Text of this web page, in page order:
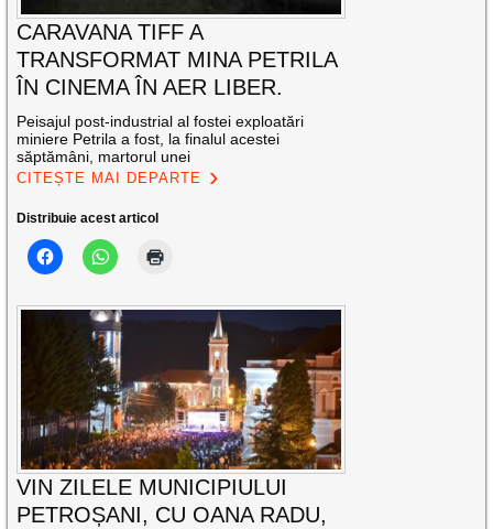
CARAVANA TIFF A
TRANSFORMAT MINA PETRILA
ÎN CINEMA ÎN AER LIBER.
Peisajul post-industrial al fostei exploatări
miniere Petrila a fost, la finalul acestei
săptămâni, martorul unei
CITEȘTE MAI DEPARTE
Distribuie acest articol
VIN ZILELE MUNICIPIULUI
PETROȘANI, CU OANA RADU,